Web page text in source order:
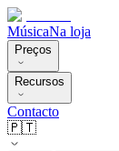
MúsicaNa loja
Preços
Recursos
Contacto
🇵🇹